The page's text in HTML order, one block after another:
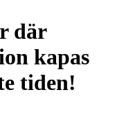
där
kapas
tiden!